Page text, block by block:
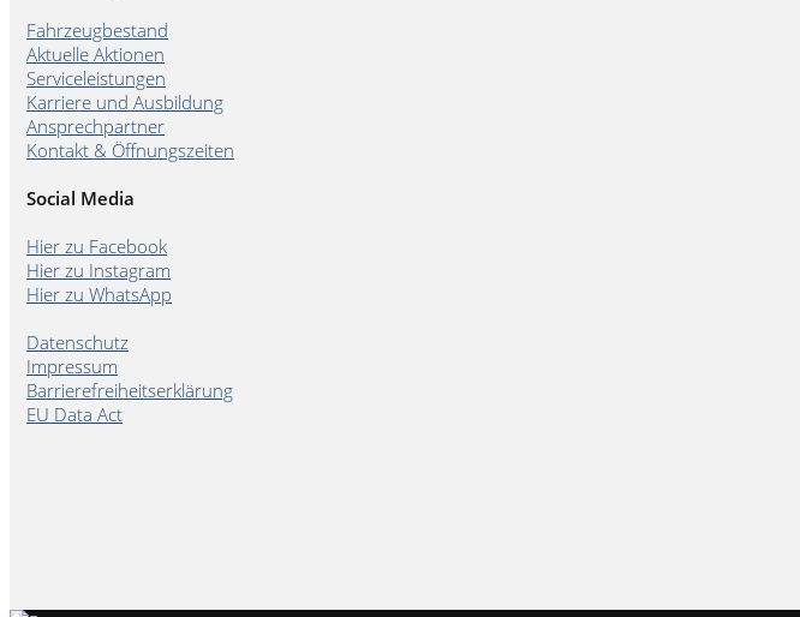
Fahrzeugbestand
Aktuelle Aktionen
Serviceleistungen
Karriere und Ausbildung
Ansprechpartner
Kontakt & Öffnungszeiten
Social Media
Hier zu Facebook
Hier zu Instagram
Hier zu WhatsApp
Datenschutz
Impressum
Barrierefreiheitserklärung
EU Data Act